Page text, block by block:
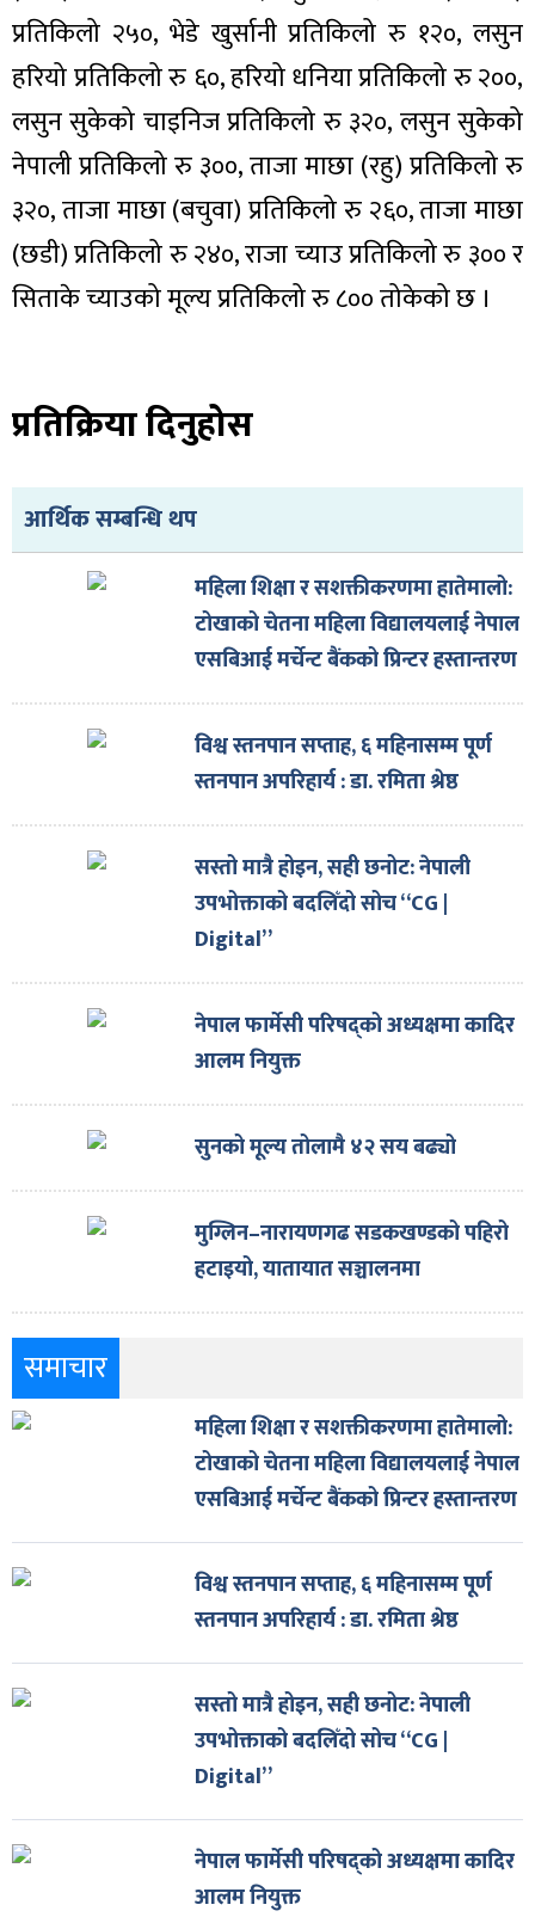
प्रतिकिलो २५०, भेडे खुर्सानी प्रतिकिलो रु १२०, लसुन
हरियो प्रतिकिलो रु ६०, हरियो धनिया प्रतिकिलो रु २००,
लसुन सुकेको चाइनिज प्रतिकिलो रु ३२०, लसुन सुकेको
नेपाली प्रतिकिलो रु ३००, ताजा माछा (रहु) प्रतिकिलो रु
३२०, ताजा माछा (बचुवा) प्रतिकिलो रु २६०, ताजा माछा
(छडी) प्रतिकिलो रु २४०, राजा च्याउ प्रतिकिलो रु ३०० र
सिताके च्याउको मूल्य प्रतिकिलो रु ८०० तोकेको छ ।
प्रतिक्रिया दिनुहोस
आर्थिक सम्बन्धि थप
महिला शिक्षा र सशक्तीकरणमा हातेमालो:
टोखाको चेतना महिला विद्यालयलाई नेपाल
एसबिआई मर्चेन्ट बैंकको प्रिन्टर हस्तान्तरण
विश्व स्तनपान सप्ताह, ६ महिनासम्म पूर्ण
स्तनपान अपरिहार्य : डा. रमिता श्रेष्ठ
सस्तो मात्रै होइन, सही छनोट: नेपाली
उपभोक्ताको बदलिँदो सोच “CG |
Digital”
नेपाल फार्मेसी परिषद्को अध्यक्षमा कादिर
आलम नियुक्त
सुनको मूल्य तोलामै ४२ सय बढ्यो
मुग्लिन–नारायणगढ सडकखण्डको पहिरो
हटाइयो, यातायात सञ्चालनमा
समाचार
महिला शिक्षा र सशक्तीकरणमा हातेमालो:
टोखाको चेतना महिला विद्यालयलाई नेपाल
एसबिआई मर्चेन्ट बैंकको प्रिन्टर हस्तान्तरण
विश्व स्तनपान सप्ताह, ६ महिनासम्म पूर्ण
स्तनपान अपरिहार्य : डा. रमिता श्रेष्ठ
सस्तो मात्रै होइन, सही छनोट: नेपाली
उपभोक्ताको बदलिँदो सोच “CG |
Digital”
नेपाल फार्मेसी परिषद्को अध्यक्षमा कादिर
आलम नियुक्त